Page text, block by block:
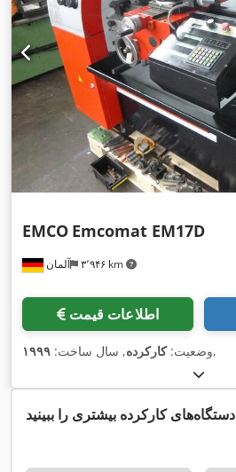
آلمان ۳٬۹۴۶ km
EMCO Emcomat EM17D
اطلاعات قیمت
وضعیت:کارکرده, سال ساخت: ۱۹۹۹ ,
دستگاه‌های کارکرده بیشتری را ببینید